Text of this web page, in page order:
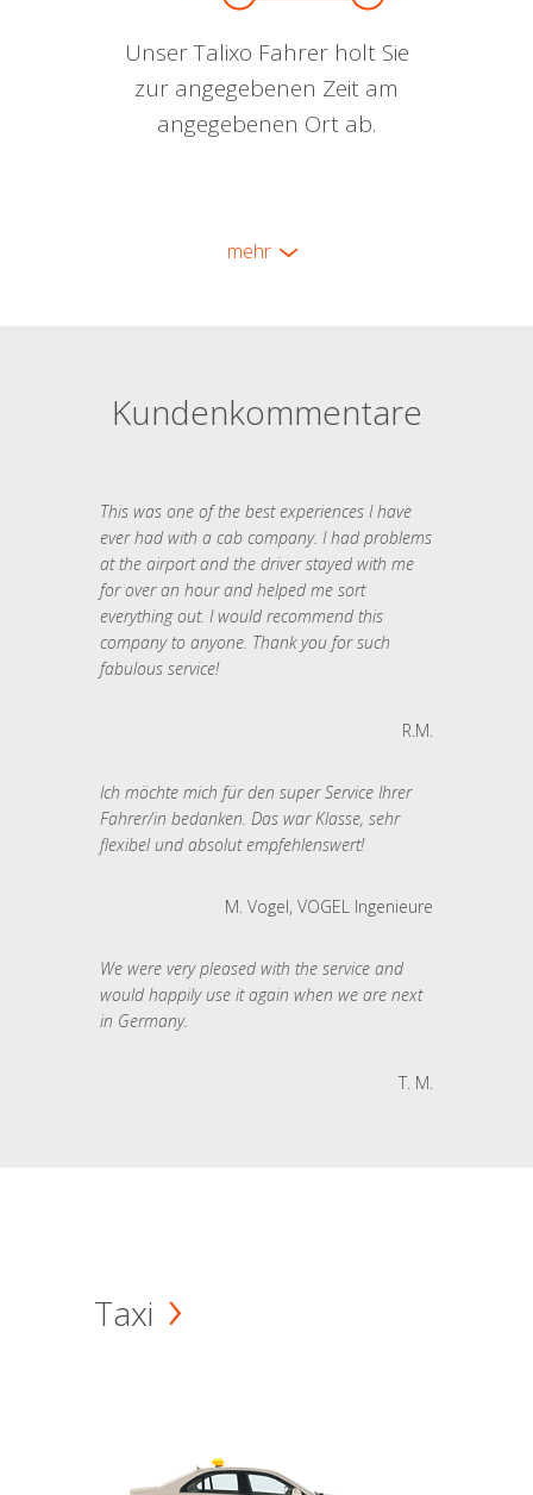
Unser Talixo Fahrer holt Sie
zur angegebenen Zeit am
angegebenen Ort ab.
mehr
Kundenkommentare
This was one of the best experiences I have
ever had with a cab company. I had problems
at the airport and the driver stayed with me
for over an hour and helped me sort
everything out. I would recommend this
company to anyone. Thank you for such
fabulous service!
R.M.
Ich möchte mich für den super Service Ihrer
Fahrer/in bedanken. Das war Klasse, sehr
flexibel und absolut empfehlenswert!
M. Vogel, VOGEL Ingenieure
We were very pleased with the service and
would happily use it again when we are next
in Germany.
T. M.
Taxi